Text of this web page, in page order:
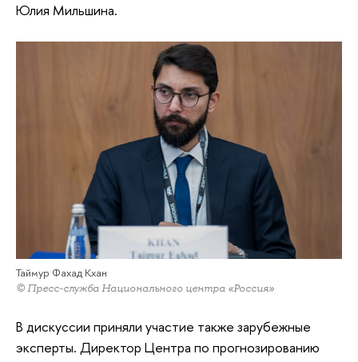
Юлия Мильшина.
Таймур Фахад Кхан
© Пресс-служба Национального центра «Россия»
В дискуссии приняли участие также зарубежные
эксперты. Директор Центра по прогнозированию